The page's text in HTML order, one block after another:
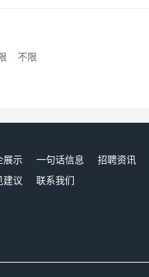
不限
展示 一句话信息 招聘资讯
建议 联系我们